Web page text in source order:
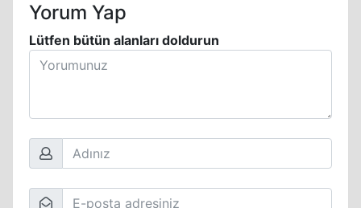
Yorum Yap
Lütfen bütün alanları doldurun